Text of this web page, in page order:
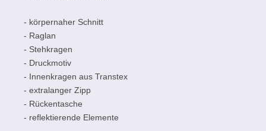
- körpernaher Schnitt
- Raglan
- Stehkragen
- Druckmotiv
- Innenkragen aus Transtex
- extralanger Zipp
- Rückentasche
- reflektierende Elemente